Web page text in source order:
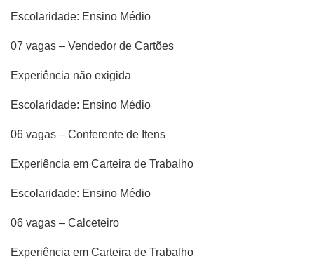
Escolaridade: Ensino Médio
07 vagas – Vendedor de Cartões
Experiência não exigida
Escolaridade: Ensino Médio
06 vagas – Conferente de Itens
Experiência em Carteira de Trabalho
Escolaridade: Ensino Médio
06 vagas – Calceteiro
Experiência em Carteira de Trabalho